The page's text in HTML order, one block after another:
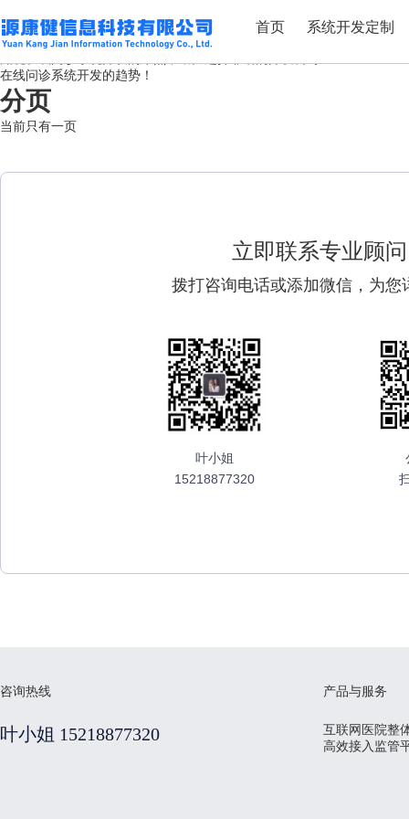
首页 系统开发定制
标签：在线问诊系统开发
在线问诊系统开发的目的
在线问诊系统开发的趋势！
分页
当前只有一页
立即联系专业顾问
拨打咨询电话或添加微信，为您
叶小姐
15218877320
咨询热线
叶小姐 15218877320
产品与服务
互联网医院整
高效接入监管